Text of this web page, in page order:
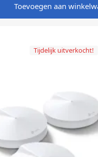
Toevoegen aan
Tijdelijk uitverkocht!